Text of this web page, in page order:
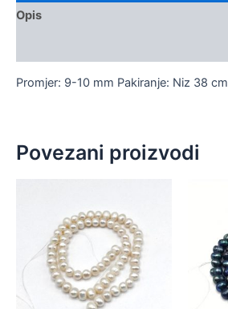
Opis
Promjer: 9-10 mm Pakiranje: Niz 38 cm
Povezani proizvodi